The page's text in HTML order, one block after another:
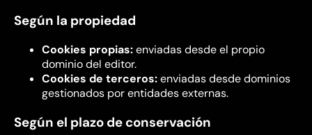
Según la propiedad
Cookies propias:enviadas desde el propio
dominio del editor.
Cookies de terceros:enviadas desde dominios
gestionados por entidades externas.
Según el plazo de conservación